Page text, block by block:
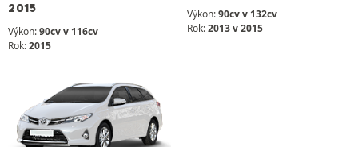
2015
Výkon:90cv v 116cv
Rok:2015
Výkon:90cv v 132cv
Rok:2013 v 2015